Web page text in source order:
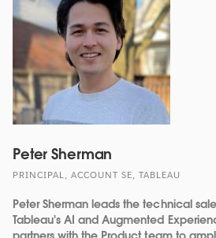
Peter Sherman
PRINCIPAL, ACCOUNT SE, TABLEAU
Peter Sherman leads the technical
Tableau's AI and Augmented